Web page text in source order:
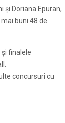
şi Doriana Epuran,
buni 48 de
şi finalele
concursuri cu